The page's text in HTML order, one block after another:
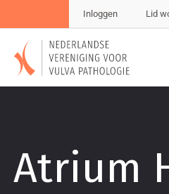
Inloggen Lid
Atrium